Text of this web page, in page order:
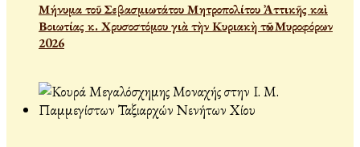
Μήνυμα τοῦ Σεβασμιωτάτου Μητροπολίτου Ἀττικῆς καὶ
Βοιωτίας κ. Χρυσοστόμου γιὰ τὴν Κυριακὴ τῶν Μυροφόρων
2026